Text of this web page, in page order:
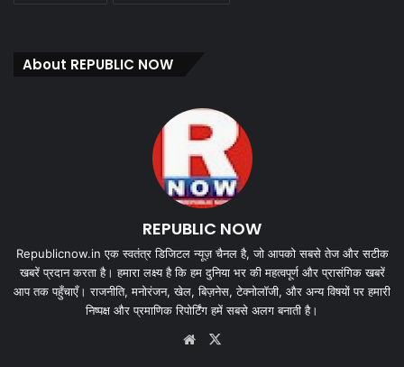
About REPUBLIC NOW
REPUBLIC NOW
Republicnow.in एक स्वतंत्र डिजिटल न्यूज़ चैनल है, जो आपको सबसे तेज और सटीक
खबरें प्रदान करता है। हमारा लक्ष्य है कि हम दुनिया भर की महत्वपूर्ण और प्रासंगिक खबरें
आप तक पहुँचाएँ। राजनीति, मनोरंजन, खेल, बिज़नेस, टेक्नोलॉजी, और अन्य विषयों पर हमारी
निष्पक्ष और प्रमाणिक रिपोर्टिंग हमें सबसे अलग बनाती है।
Website